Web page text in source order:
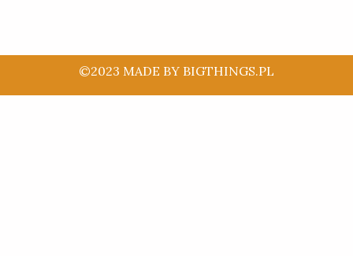
©2023 MADE BY BIGTHINGS.PL